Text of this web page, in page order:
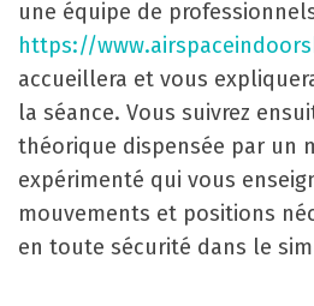
une équipe de
https://
accueillera et vous
la séance. Vous suivrez
théorique dispensée par un
expérimenté qui vous
mouvements et positions
en toute sécurité dans le